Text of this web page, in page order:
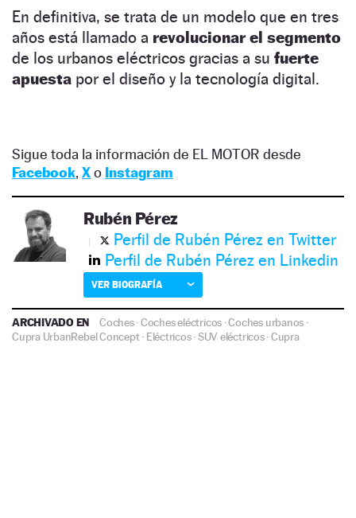
En definitiva, se trata de un modelo que en tres
años está llamado a revolucionar el segmento
de los urbanos eléctricos gracias a su fuerte
apuesta por el diseño y la tecnología digital.
Sigue toda la información de EL MOTOR desde
Facebook, Xo Instagram
Rubén Pérez
Perfil de Rubén Pérez en Twitter
Perfil de Rubén Pérez en Linkedin
VER BIOGRAFÍA
ARCHIVADO EN Coches·Coches eléctricos ·Coches urbanos ·
Cupra UrbanRebel Concept· Eléctricos·SUV eléctricos·Cupra